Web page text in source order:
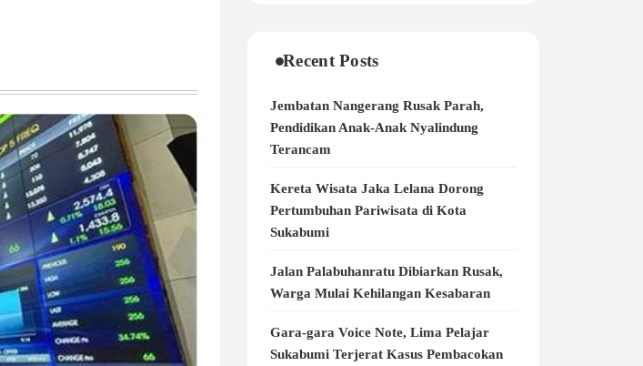
Recent Posts
Jembatan Nangerang Rusak Parah,
Pendidikan Anak-Anak Nyalindung
Terancam
Kereta Wisata Jaka Lelana Dorong
Pertumbuhan Pariwisata di Kota
Sukabumi
Jalan Palabuhanratu Dibiarkan Rusak,
Warga Mulai Kehilangan Kesabaran
Gara-gara Voice Note, Lima Pelajar
Sukabumi Terjerat Kasus Pembacokan